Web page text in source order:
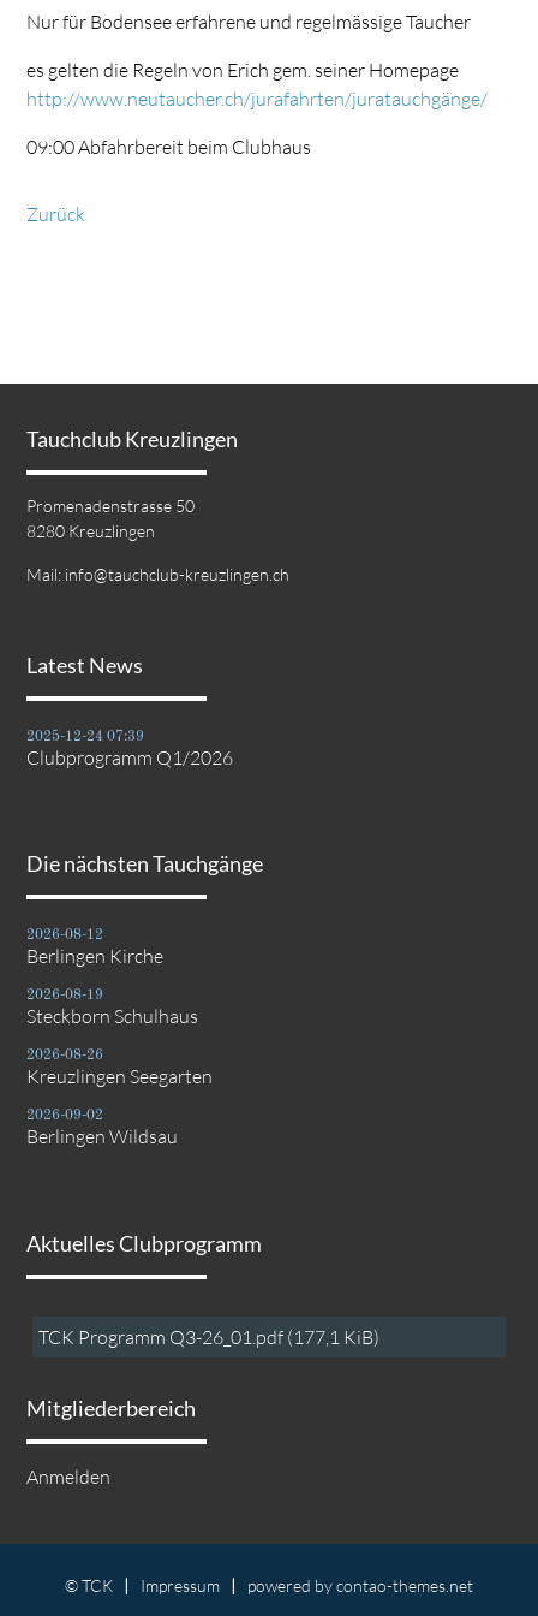
Nur für Bodensee erfahrene und regelmässige Taucher
es gelten die Regeln von Erich gem. seiner Homepage
http://www.neutaucher.ch/jurafahrten/juratauchgänge/
09:00 Abfahrbereit beim Clubhaus
Zurück
Tauchclub Kreuzlingen
Promenadenstrasse 50
8280 Kreuzlingen
Mail: info@tauchclub-kreuzlingen.ch
Latest News
2025-12-24 07:39
Clubprogramm Q1/2026
Die nächsten Tauchgänge
2026-08-12
Berlingen Kirche
2026-08-19
Steckborn Schulhaus
2026-08-26
Kreuzlingen Seegarten
2026-09-02
Berlingen Wildsau
Aktuelles Clubprogramm
TCK Programm Q3-26_01.pdf (177,1 KiB)
Mitgliederbereich
Anmelden
© TCK Impressum powered bycontao-themes.net